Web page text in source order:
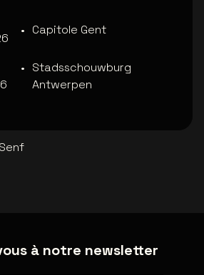
• Capitole Gent
• Stadsschouwburg
Antwerpen
Senf
à notre newsletter